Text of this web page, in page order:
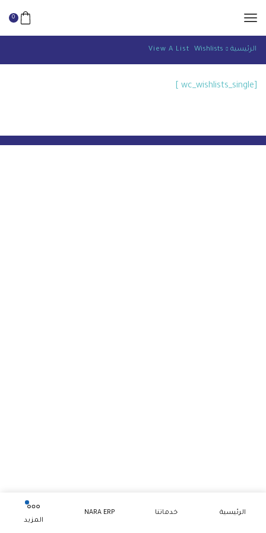
0
الرئيسية Wishlists
View A List
[wc_wishlists_single ]
الرئيسية خدماتنا
NARA ERP
المزيد